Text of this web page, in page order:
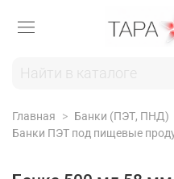
Главная Банки (ПЭТ, ПНД)
Банки ПЭТ под пищевые